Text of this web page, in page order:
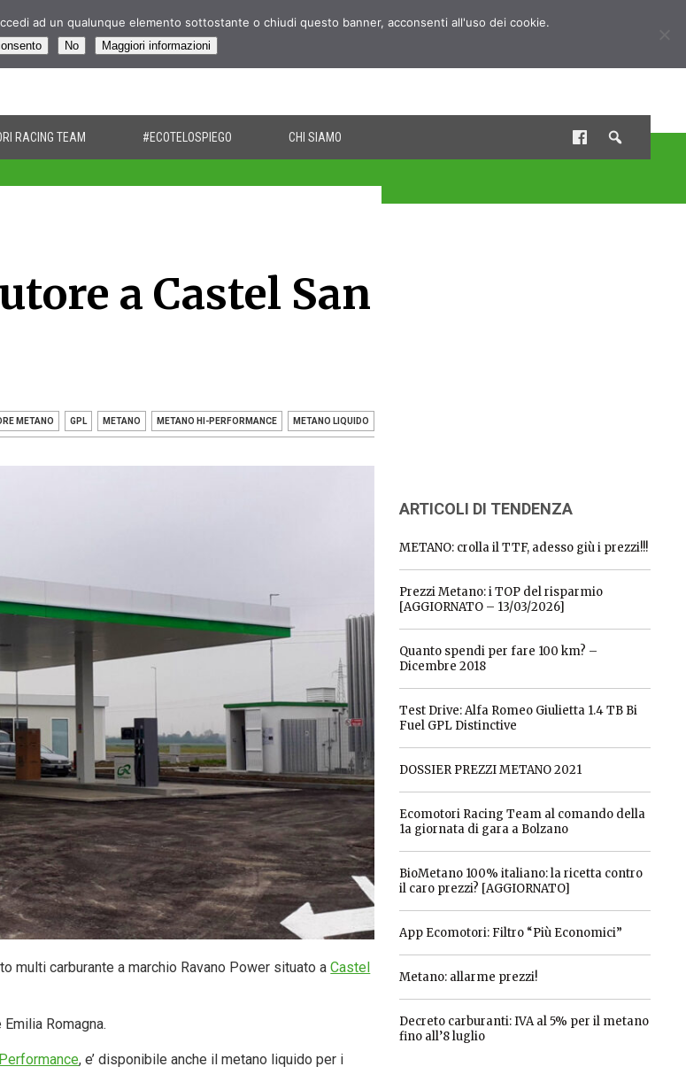
RACING TEAM #ECOTELOSPIEGO CHI SIAMO
a Castel San
METANO GPL METANO METANO HI-PERFORMANCE METANO LIQUIDO
multi carburante a marchio Ravano Power situato aCastel
Romagna.
, e’ disponibile anche il metano liquido per i
ARTICOLI DI TENDENZA
METANO: crolla il TTF, adesso giù i prezzi!!!
Prezzi Metano: i TOP del risparmio
[AGGIORNATO – 13/03/2026]
Quanto spendi per fare 100 km? –
Dicembre 2018
Test Drive: Alfa Romeo Giulietta 1.4 TB Bi
Fuel GPL Distinctive
DOSSIER PREZZI METANO 2021
Ecomotori Racing Team al comando della
1a giornata di gara a Bolzano
BioMetano 100% italiano: la ricetta contro
il caro prezzi? [AGGIORNATO]
App Ecomotori: Filtro “Più Economici”
Metano: allarme prezzi!
Decreto carburanti: IVA al 5% per il metano
fino all’8 luglio
ad un qualunque elemento sottostante o chiudi questo banner, acconsenti all'uso dei cookie.
No Maggiori informazioni